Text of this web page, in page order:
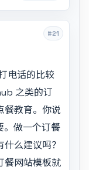
#21
电话的比较
之类的订
餐教育。你说
。做一个订餐
么建议吗？
餐网站模板就